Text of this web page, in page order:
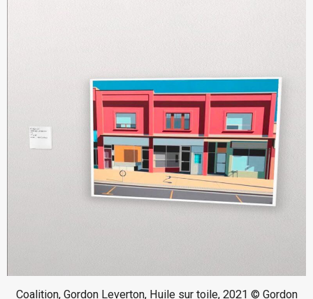
Coalition, Gordon Leverton, Huile sur toile, 2021 © Gordon